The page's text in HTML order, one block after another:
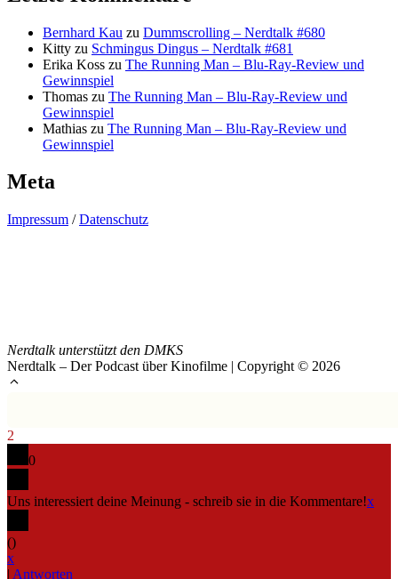
Bernhard Kau zu Dummscrolling – Nerdtalk #680
Kitty zu Schmingus Dingus – Nerdtalk #681
Erika Koss zu The Running Man – Blu-Ray-Review und
Gewinnspiel
Thomas zu The Running Man – Blu-Ray-Review und
Gewinnspiel
Mathias zu The Running Man – Blu-Ray-Review und
Gewinnspiel
Meta
Impressum /Datenschutz
Nerdtalk unterstützt den DMKS
Nerdtalk – Der Podcast über Kinofilme | Copyright © 2026
2
0
Uns interessiert deine Meinung - schreib sie in die Kommentare!x
()
x
| Antworten